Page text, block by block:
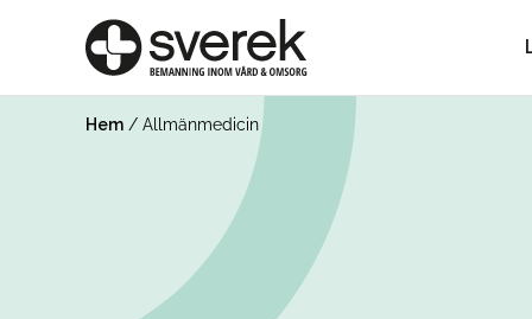
Hem / Allmänmedicin